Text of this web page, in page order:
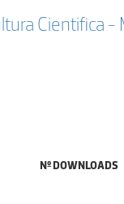
Cientifica -
Nº DOWNLOADS